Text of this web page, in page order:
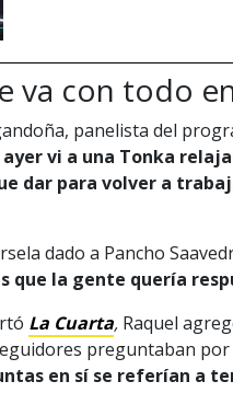
va con todo
panelista del
ayer vi a una Tonka
dar para volver a
dado a Pancho
que la gente quería
La Cuarta, Raquel
preguntaban por
en sí se referían a